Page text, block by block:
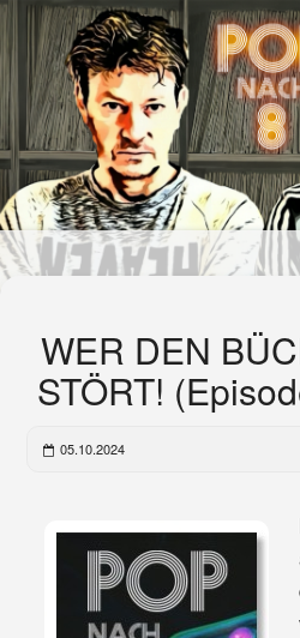
WER DEN
STÖRT!
05.10.2024